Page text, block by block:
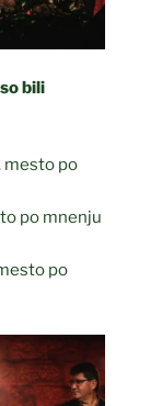
bili
mesto po
po mnenju
po